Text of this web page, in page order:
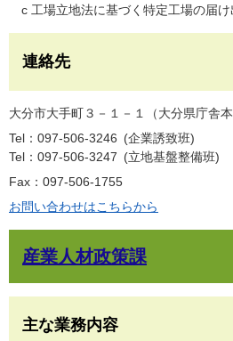
c 工場立地法に基づく特定工場の届け
連絡先
大分市大手町３－１－１（大分県庁舎本
Tel：097-506-3246
企業誘致班
Tel：097-506-3247
立地基盤整備班
Fax：097-506-1755
お問い合わせはこちらから
産業人材政策課
主な業務内容